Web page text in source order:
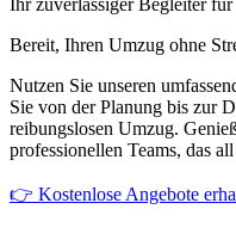
Ihr zuverlässiger Begleiter
Bereit, Ihren Umzug ohne
Nutzen Sie unseren
Sie von der Planung bis zur
reibungslosen Umzug.
professionellen Teams, das
👉 Kostenlose Angebote